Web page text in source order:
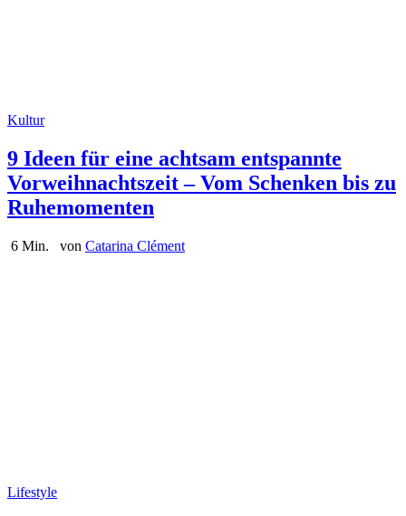
Kultur
9 Ideen für eine achtsam entspannte
Vorweihnachtszeit – Vom Schenken bis zu
Ruhemomenten
6 Min. von Catarina Clément
Lifestyle